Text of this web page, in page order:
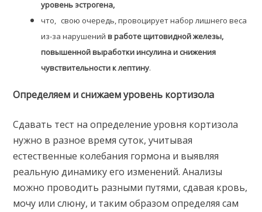
уровеньэстрогена,
что, свою очередь, провоцирует набор лишнего веса
из-за нарушенийв работе щитовидной железы,
повышенной выработки инсулина и снижения
чувствительности к лептину.
Определяем и снижаем уровень кортизола
Сдавать тест на определение уровня кортизола
нужно в разное время суток, учитывая
естественные колебания гормона и выявляя
реальную динамику его изменений. Анализы
можно проводить разными путями, сдавая кровь,
мочу или слюну, и таким образом определяя сам